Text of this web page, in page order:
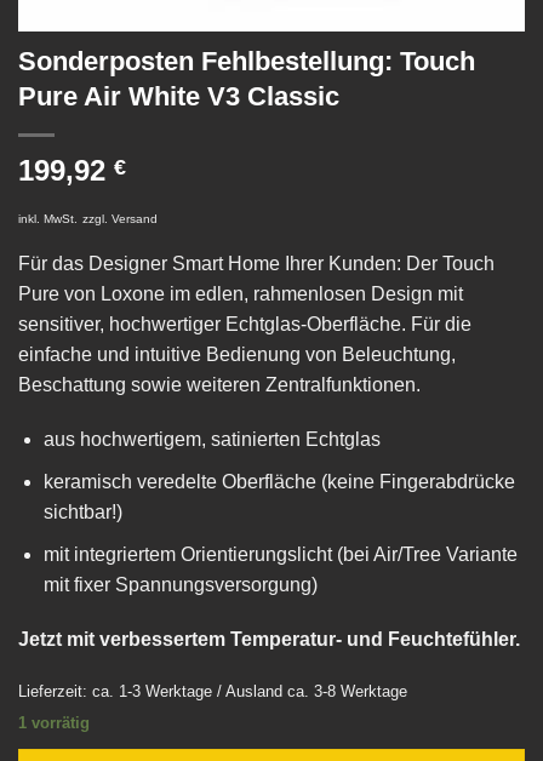
Sonderposten Fehlbestellung: Touch
Pure Air White V3 Classic
199,92 €
inkl. MwSt. zzgl. Versand
Für das Designer Smart Home Ihrer Kunden: Der Touch
Pure von Loxone im edlen, rahmenlosen Design mit
sensitiver, hochwertiger Echtglas-Oberfläche. Für die
einfache und intuitive Bedienung von Beleuchtung,
Beschattung sowie weiteren Zentralfunktionen.
aus hochwertigem, satinierten Echtglas
keramisch veredelte Oberfläche (keine Fingerabdrücke
sichtbar!)
mit integriertem Orientierungslicht (bei Air/Tree Variante
mit fixer Spannungsversorgung)
Jetzt mit verbessertem Temperatur- und Feuchtefühler.
Lieferzeit: ca. 1-3 Werktage / Ausland ca. 3-8 Werktage
1 vorrätig